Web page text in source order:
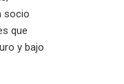
socio
que
y bajo